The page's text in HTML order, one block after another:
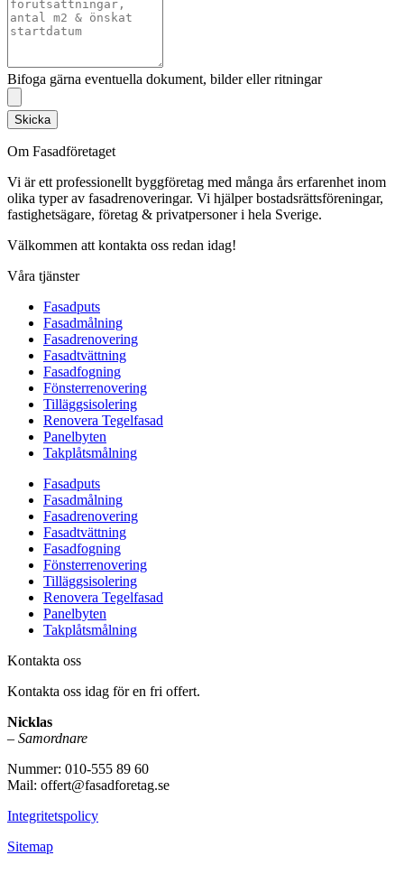
Bifoga gärna eventuella dokument, bilder eller ritningar
Skicka
Om Fasadföretaget
Vi är ett professionellt byggföretag med många års erfarenhet inom
olika typer av fasadrenoveringar. Vi hjälper bostadsrättsföreningar,
fastighetsägare, företag & privatpersoner i hela Sverige.
Välkommen att kontakta oss redan idag!
Våra tjänster
Fasadputs
Fasadmålning
Fasadrenovering
Fasadtvättning
Fasadfogning
Fönsterrenovering
Tilläggsisolering
Renovera Tegelfasad
Panelbyten
Takplåtsmålning
Fasadputs
Fasadmålning
Fasadrenovering
Fasadtvättning
Fasadfogning
Fönsterrenovering
Tilläggsisolering
Renovera Tegelfasad
Panelbyten
Takplåtsmålning
Kontakta oss
Kontakta oss idag för en fri offert.
Nicklas
– Samordnare
Nummer: 010-555 89 60
Mail: offert@fasadforetag.se
Integritetspolicy
Sitemap